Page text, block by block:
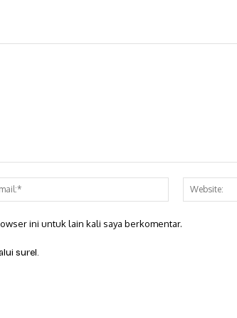
ini untuk lain kali saya berkomentar.
surel.